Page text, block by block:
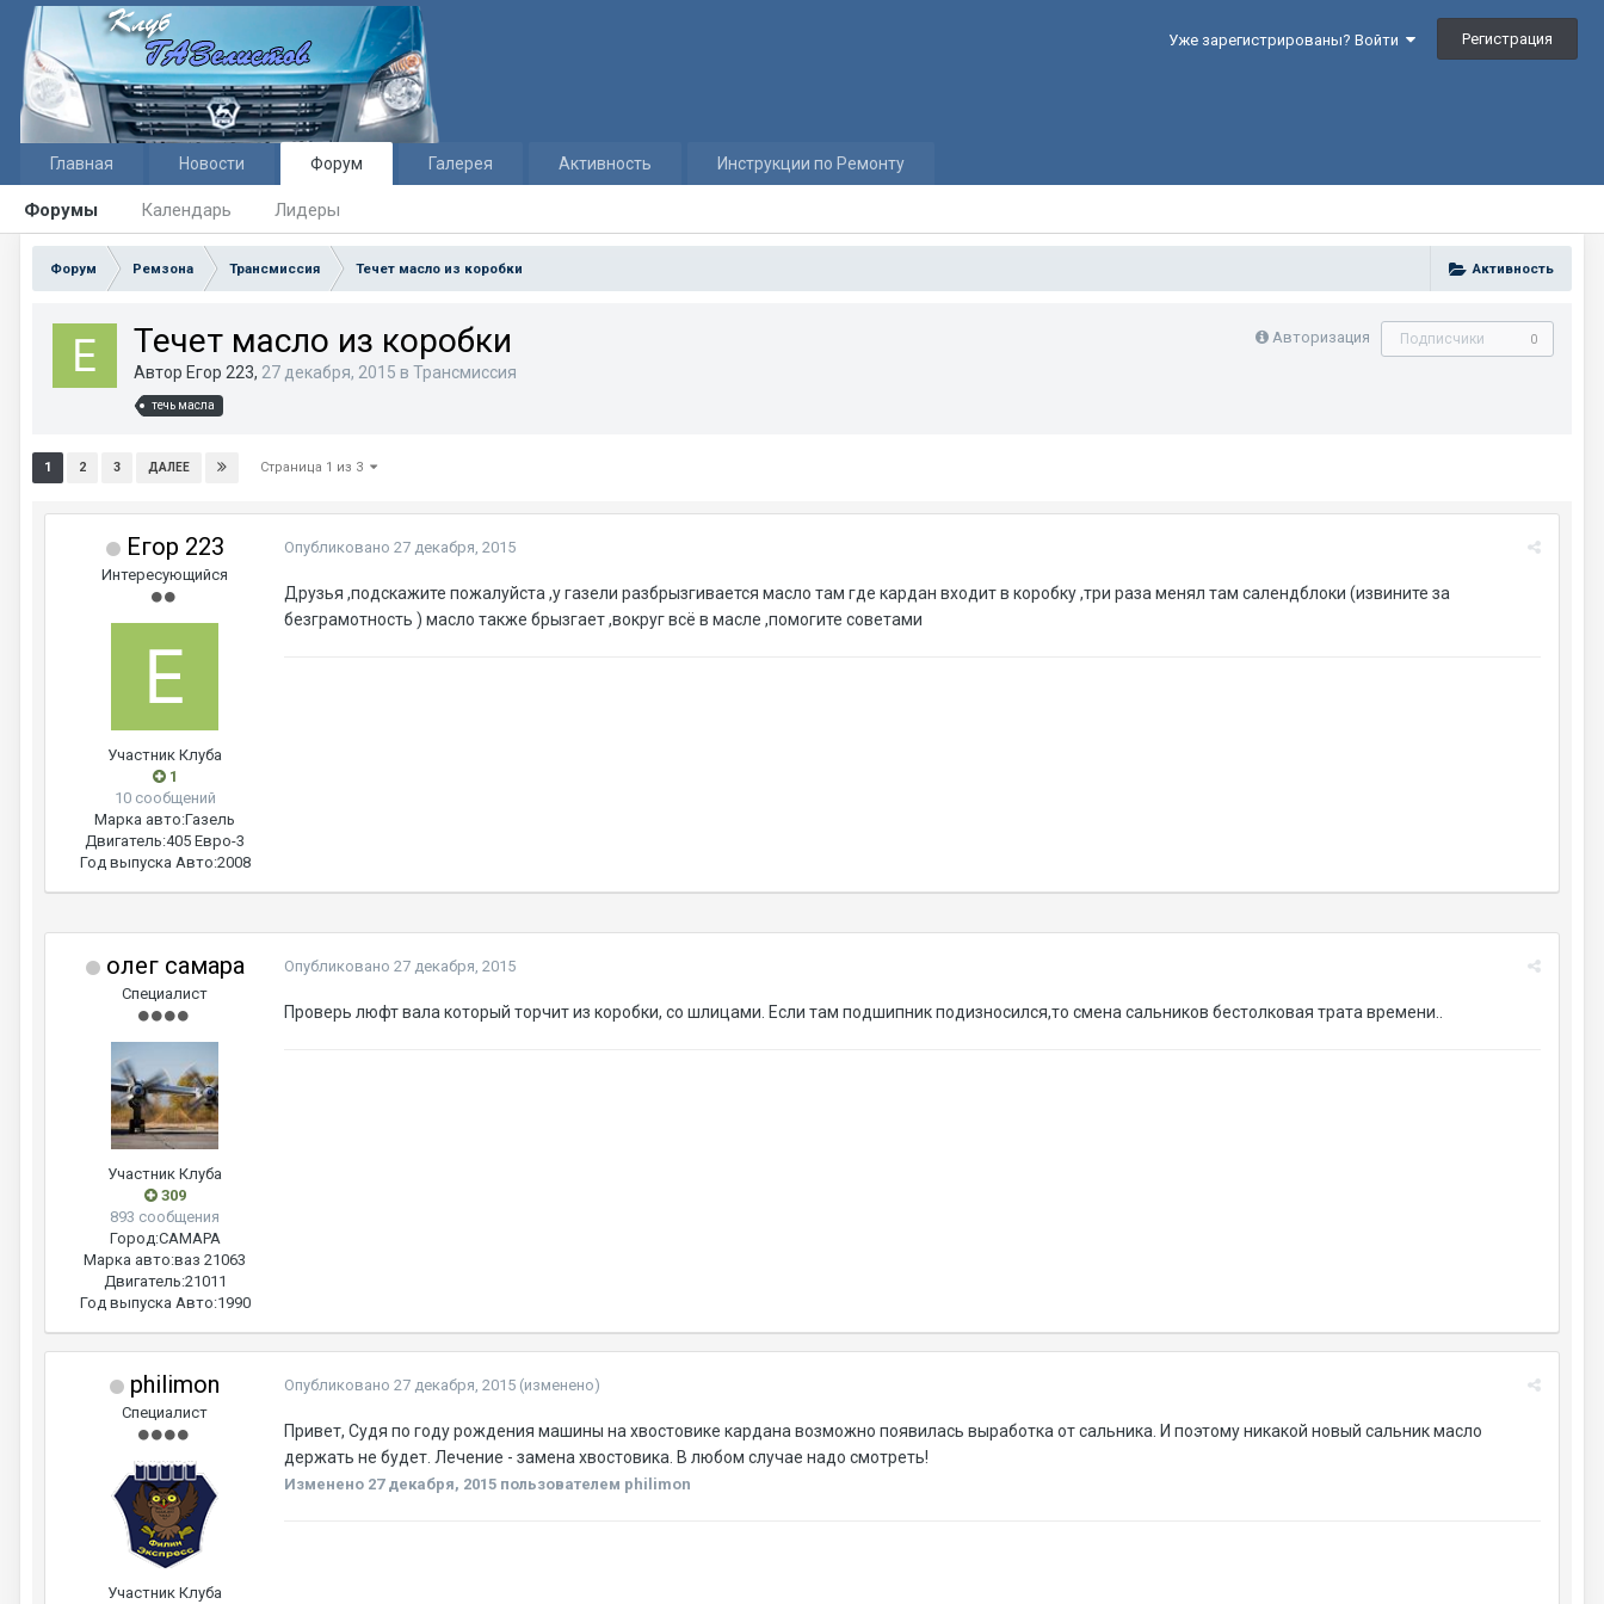
Уже зарегистрированы? Войти Регистрация
Главная Новости Форум
Форумы Календарь Лидеры
Галерея Активность Инструкции по Ремонту
Активность
Форум Ремзона Трансмиссия Течет масло из коробки
Авторизация Подписчики 0
Течет масло из коробки
Автор Егор 223, 27 декабря, 2015 в Трансмиссия
течь масла
1 2 3 ДАЛЕЕ Страница 1 из 3
Егор 223
Интересующийся
Участник Клуба
1
10 сообщений
Марка авто:Газель
Двигатель:405 Евро-3
Год выпуска Авто:2008
Опубликовано 27 декабря, 2015
Друзья ,подскажите пожалуйста ,у газели разбрызгивается масло там где кардан входит в коробку ,три раза менял там салендблоки (извините за
безграмотность ) масло также брызгает ,вокруг всё в масле ,помогите советами
олег самара
Специалист
Участник Клуба
309
893 сообщения
Город:САМАРА
Марка авто:ваз 21063
Двигатель:21011
Год выпуска Авто:1990
Опубликовано 27 декабря, 2015
Проверь люфт вала который торчит из коробки, со шлицами. Если там подшипник подизносился,то смена сальников бестолковая трата времени..
philimon
Специалист
Участник Клуба
Опубликовано 27 декабря, 2015 (изменено)
Привет, Судя по году рождения машины на хвостовике кардана возможно появилась выработка от сальника. И поэтому никакой новый сальник масло
держать не будет. Лечение - замена хвостовика. В любом случае надо смотреть!
Изменено 27 декабря, 2015 пользователем philimon